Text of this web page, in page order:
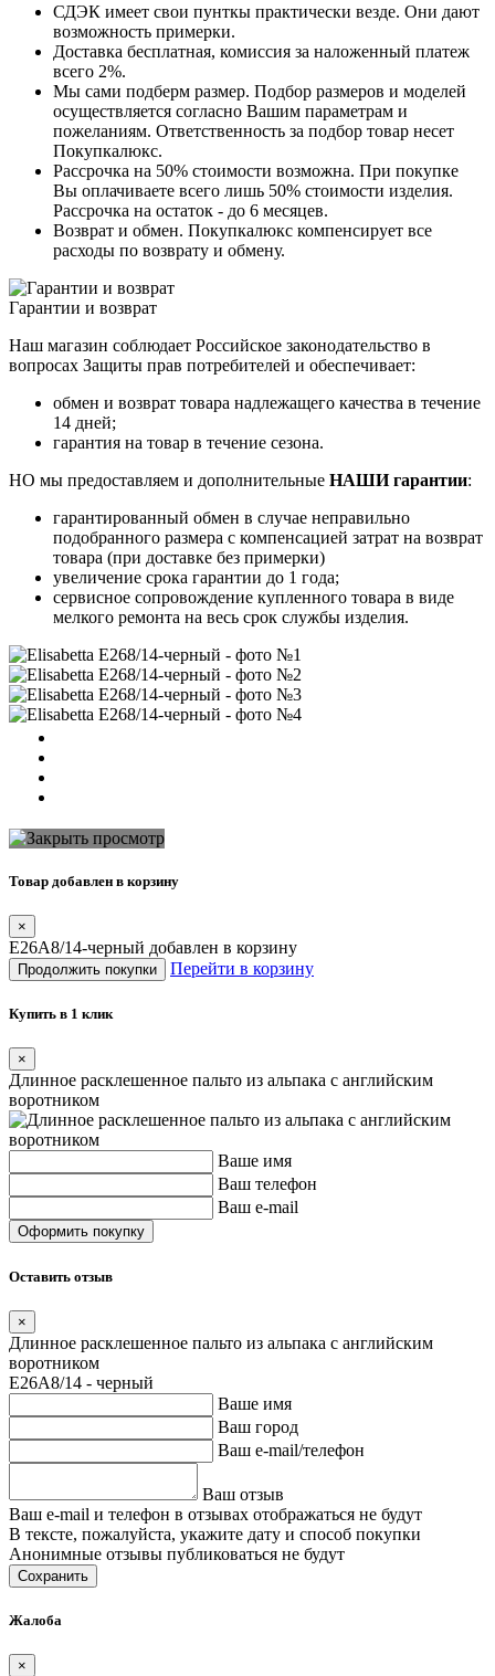
СДЭК имеет свои пунткы практически везде. Они дают
возможность примерки.
Доставка бесплатная, комиссия за наложенный платеж
всего 2%.
Мы сами подберм размер. Подбор размеров и моделей
осуществляется согласно Вашим параметрам и
пожеланиям. Ответственность за подбор товар несет
Покупкалюкс.
Рассрочка на 50% стоимости возможна. При покупке
Вы оплачиваете всего лишь 50% стоимости изделия.
Рассрочка на остаток - до 6 месяцев.
Возврат и обмен. Покупкалюкс компенсирует все
расходы по возврату и обмену.
Гарантии и возврат
Наш магазин соблюдает Российское законодательство в
вопросах Защиты прав потребителей и обеспечивает:
обмен и возврат товара надлежащего качества в течение
14 дней;
гарантия на товар в течение сезона.
НО мы предоставляем и дополнительные НАШИ гарантии:
гарантированный обмен в случае неправильно
подобранного размера с компенсацией затрат на возврат
товара (при доставке без примерки)
увеличение срока гарантии до 1 года;
сервисное сопровождение купленного товара в виде
мелкого ремонта на весь срок службы изделия.
Товар добавлен в корзину
×
E26A8/14-черный добавлен в корзину
Продолжить покупки Перейти в корзину
Купить в 1 клик
×
Длинное расклешенное пальто из альпака с английским
воротником
Ваше имя
Ваш телефон
Ваш e-mail
Оставить отзыв
×
Длинное расклешенное пальто из альпака с английским
воротником
E26A8/14 - черный
Ваше имя
Ваш город
Ваш e-mail/телефон
Ваш отзыв
Ваш e-mail и телефон в отзывах отображаться не будут
В тексте, пожалуйста, укажите дату и способ покупки
Анонимные отзывы публиковаться не будут
Сохранить
Жалоба
×